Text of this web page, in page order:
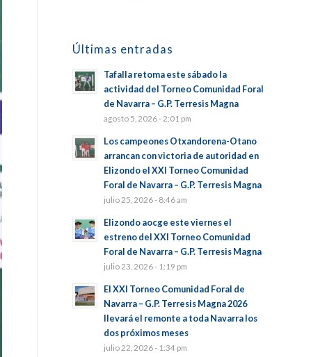
Últimas entradas
Tafalla retoma este sábado la
actividad del Torneo Comunidad Foral
de Navarra – G.P. Terresis Magna
agosto 5, 2026 - 2:01 pm
Los campeones Otxandorena-Otano
arrancan con victoria de autoridad en
Elizondo el XXI Torneo Comunidad
Foral de Navarra – G.P. Terresis Magna
julio 25, 2026 - 8:46 am
Elizondo aocge este viernes el
estreno del XXI Torneo Comunidad
Foral de Navarra – G.P. Terresis Magna
julio 23, 2026 - 1:19 pm
El XXI Torneo Comunidad Foral de
Navarra – G.P. Terresis Magna 2026
llevará el remonte a toda Navarra los
dos próximos meses
julio 22, 2026 - 1:34 pm